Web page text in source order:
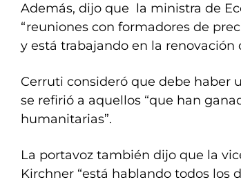
Además, dijo que la ministra de
“reuniones con formadores de
y está trabajando en la renovación
Cerruti consideró que debe haber
se refirió a aquellos “que han
humanitarias”.
La portavoz también dijo que la
Kirchner “está hablando todos los